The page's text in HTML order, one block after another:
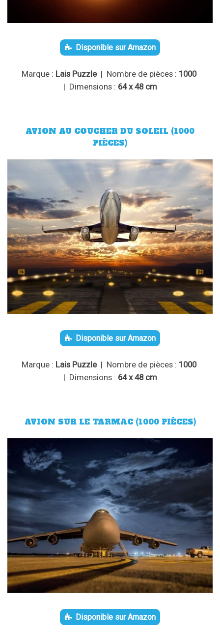
Disponible sur Amazon
Marque : Lais Puzzle| Nombre de pièces : 1000
| Dimensions : 64 x 48 cm
AVION AU COUCHER DU SOLEIL (1000
PIÈCES)
Disponible sur Amazon
Marque : Lais Puzzle| Nombre de pièces : 1000
| Dimensions : 64 x 48 cm
AVION SUR LE TARMAC (1000 PIÈCES)
Disponible sur Amazon